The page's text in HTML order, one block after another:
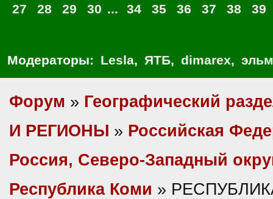
27
28 29 30 ... 34 35 36 37 38 39
Модераторы: Lesla, ЯТБ, dimarex,
Форум » Географический
И РЕГИОНЫ » Российская
Россия, Северо-Западный
Республика Коми »